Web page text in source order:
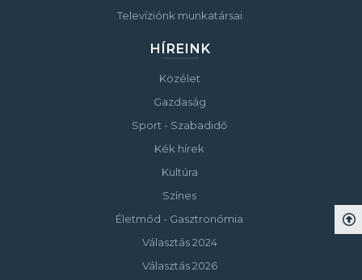
Televíziónk munkatársai
HÍREINK
Közélet
Gazdaság
Sport - Szabadidő
Kék hírek
Kultúra
Színes
Életmód - Gasztronómia
Választás 2024
Választás 2026